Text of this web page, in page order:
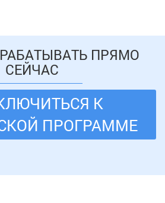
ПРЯМО
СЕЙЧАС
К
ПРОГРАММЕ